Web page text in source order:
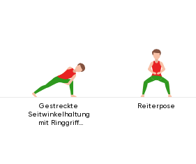
Gestreckte
Seitwinkelhaltung
mit Ringgriff
Reiterpose